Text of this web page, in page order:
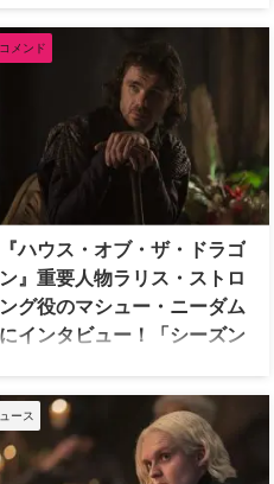
オブ・スローンズ』でジェイミー・ラ
ニスターを演じたニコライ・コスター
＝ワルドーが、スピンオフ『ハウス・
オブ・ザ・ドラゴン』を見るタイミン
グについて語っている。 既視感覚える
も、数年後には… 米Entertainment
Weeklyのインタビューで、スピンオフ
を視聴したかどうか質問されたニコラ
イは、「まだ見ていません」と回答。
「ある日、番組が放送されていて、オ
ープニング・クレジットを見たんで
す。（『ゲーム・オブ・スローンズ』
と）同じ音楽で …
メンド
『ハウス・オブ・ザ・ドラゴ
ン』重要人物ラリス・ストロ
ング役のマシュー・ニーダム
にインタビュー！「シーズン
と言われている」
エミー賞史上最多受賞シリーズ『ゲー
・オブ・スローンズ』から200年前
舞台にしたスピンオフ作品で七国王
ース